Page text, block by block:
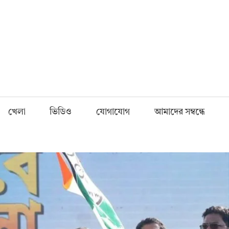
খেলা ভিডিও যোগাযোগ আমাদের সম্বন্ধে